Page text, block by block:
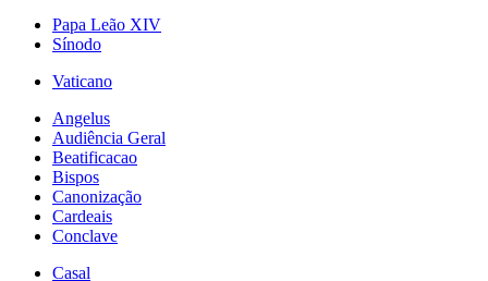
Papa Leão XIV
Sínodo
Vaticano
Angelus
Audiência Geral
Beatificacao
Bispos
Canonização
Cardeais
Conclave
Casal